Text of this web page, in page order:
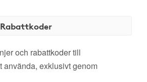
och rabattkoder till
använda, exklusivt genom